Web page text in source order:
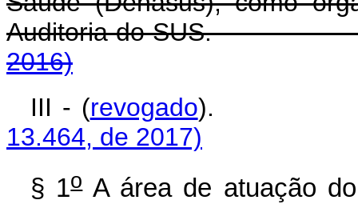
Auditoria do
2016)
III - (revogado
13.464, de 2017)
§ 1oA área de atuação